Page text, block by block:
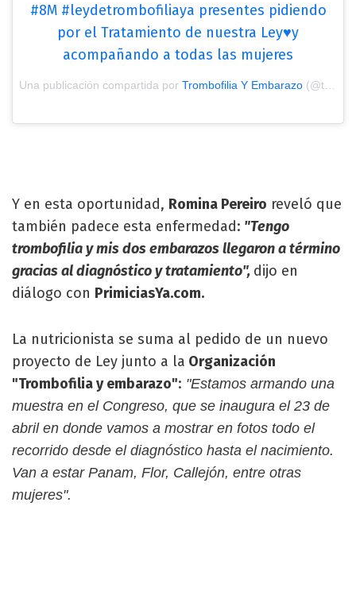
#8M #leydetrombofiliaya presentes pidiendo
por el Tratamiento de nuestra Ley♥️y
acompañando a todas las mujeres
Una publicación compartida por Trombofilia Y Embarazo (@trombofiliayembarazo) el
Y en esta oportunidad, Romina Pereiro reveló que
también padece esta enfermedad: "Tengo
trombofilia y mis dos embarazos llegaron a término
gracias al diagnóstico y tratamiento", dijo en
diálogo con PrimiciasYa.com.
La nutricionista se suma al pedido de un nuevo
proyecto de Ley junto a la Organización
"Trombofilia y embarazo": "Estamos armando una
muestra en el Congreso, que se inaugura el 23 de
abril en donde vamos a mostrar en fotos todo el
recorrido desde el diagnóstico hasta el nacimiento.
Van a estar Panam, Flor, Callejón, entre otras
mujeres".